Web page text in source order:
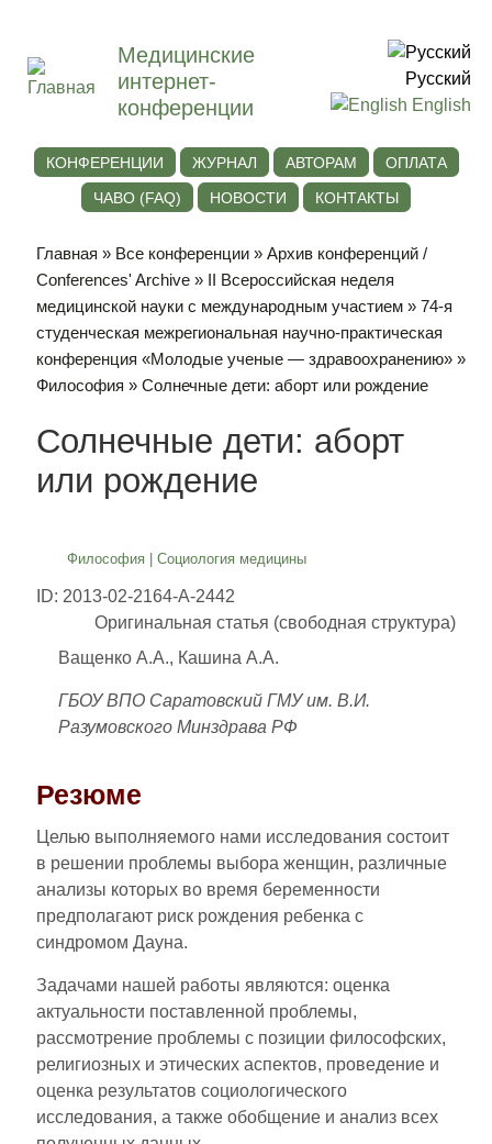
Медицинские
интернет-
конференции
Русский
English
КОНФЕРЕНЦИИ ЖУРНАЛ АВТОРАМ
ОПЛАТА
ЧАВО (FAQ)
НОВОСТИ КОНТАКТЫ
Главная » Все конференции »Архив конференций /
Conferences' Archive » II Всероссийская неделя
медицинской науки с международным участием »74-я
студенческая межрегиональная научно-практическая
конференция «Молодые ученые — здравоохранению» »
Философия » Солнечные дети: аборт или рождение
Солнечные дети: аборт
или рождение
Философия |Социология медицины
ID: 2013-02-2164-A-2442
Оригинальная статья (свободная структура)
Ващенко А.А., Кашина А.А.
ГБОУ ВПО Саратовский ГМУ им. В.И.
Разумовского Минздрава РФ
Резюме
Целью выполняемого нами исследования состоит
в решении проблемы выбора женщин, различные
анализы которых во время беременности
предполагают риск рождения ребенка с
синдромом Дауна.
Задачами нашей работы являются: оценка
актуальности поставленной проблемы,
рассмотрение проблемы с позиции философских,
религиозных и этических аспектов, проведение и
оценка результатов социологического
исследования, а также обобщение и анализ всех